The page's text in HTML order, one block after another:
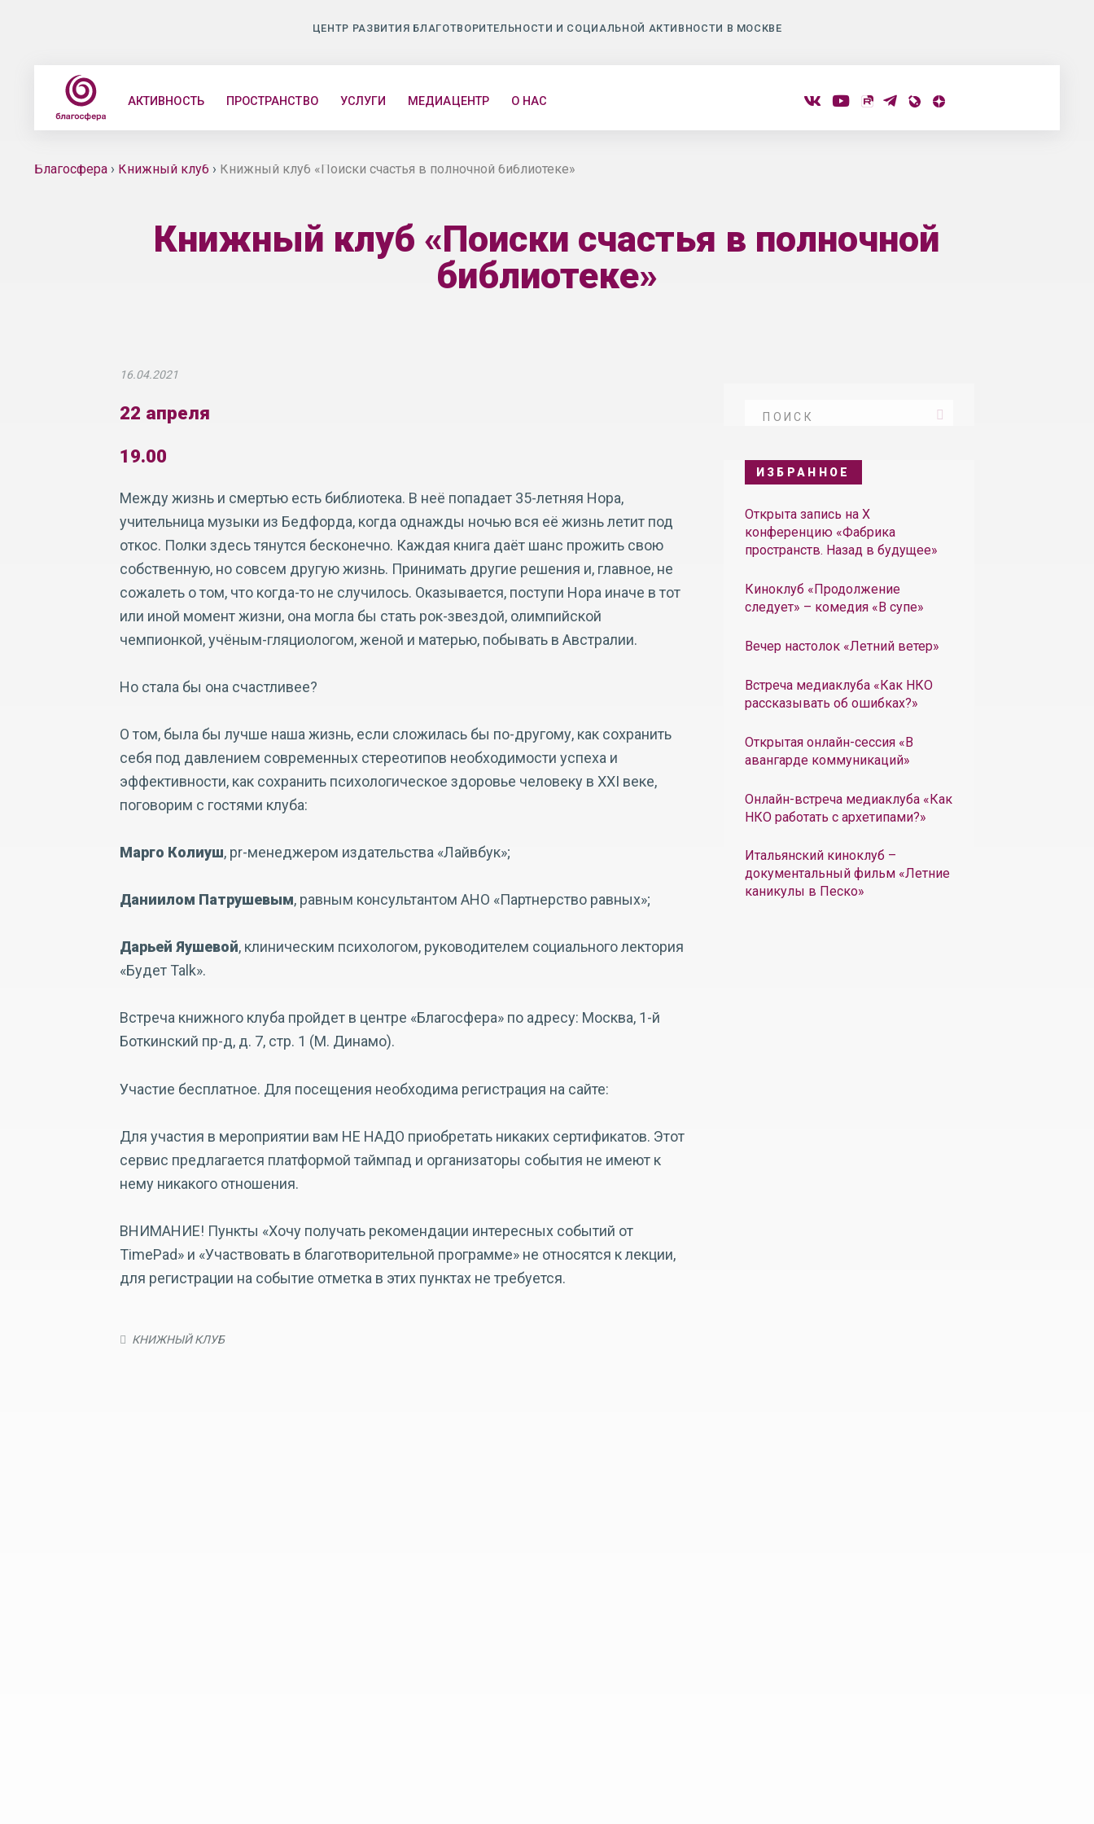
ЦЕНТР РАЗВИТИЯ БЛАГОТВОРИТЕЛЬНОСТИ И СОЦИАЛЬНОЙ АКТИВНОСТИ В МОСКВЕ
АКТИВНОСТЬ ПРОСТРАНСТВО УСЛУГИ МЕДИАЦЕНТР О НАС
Благосфера› Книжный клуб › Книжный клуб «Поиски счастья в полночной библиотеке»
Книжный клуб «Поиски счастья в полночной
библиотеке»
16.04.2021
22 апреля
19.00
Между жизнь и смертью есть библиотека. В неё попадает 35-летняя Нора,
учительница музыки из Бедфорда, когда однажды ночью вся её жизнь летит под
откос. Полки здесь тянутся бесконечно. Каждая книга даёт шанс прожить свою
собственную, но совсем другую жизнь. Принимать другие решения и, главное, не
сожалеть о том, что когда-то не случилось. Оказывается, поступи Нора иначе в тот
или иной момент жизни, она могла бы стать рок-звездой, олимпийской
чемпионкой, учёным-гляциологом, женой и матерью, побывать в Австралии.
Но стала бы она счастливее?
О том, была бы лучше наша жизнь, если сложилась бы по-другому, как сохранить
себя под давлением современных стереотипов необходимости успеха и
эффективности, как сохранить психологическое здоровье человеку в XXI веке,
поговорим с гостями клуба:
Марго Колиуш, pr-менеджером издательства «Лайвбук»;
Даниилом Патрушевым, равным консультантом АНО «Партнерство равных»;
Дарьей Яушевой, клиническим психологом, руководителем социального лектория
«Будет Talk».
Встреча книжного клуба пройдет в центре «Благосфера» по адресу: Москва, 1-й
Боткинский пр-д, д. 7, стр. 1 (М. Динамо).
Участие бесплатное. Для посещения необходима регистрация на сайте:
Для участия в мероприятии вам НЕ НАДО приобретать никаких сертификатов. Этот
сервис предлагается платформой таймпад и организаторы события не имеют к
нему никакого отношения.
ВНИМАНИЕ! Пункты «Хочу получать рекомендации интересных событий от
TimePad» и «Участвовать в благотворительной программе» не относятся к лекции,
для регистрации на событие отметка в этих пунктах не требуется.
КНИЖНЫЙ КЛУБ
ИЗБРАННОЕ
Открыта запись на X
конференцию «Фабрика
пространств. Назад в будущее»
Киноклуб «Продолжение
следует» – комедия «В супе»
Вечер настолок «Летний ветер»
Встреча медиаклуба «Как НКО
рассказывать об ошибках?»
Открытая онлайн-сессия «В
авангарде коммуникаций»
Онлайн-встреча медиаклуба «Как
НКО работать с архетипами?»
Итальянский киноклуб –
документальный фильм «Летние
каникулы в Песко»